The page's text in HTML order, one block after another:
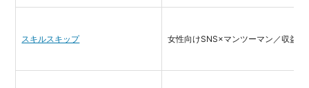
スキルスキップ 女性向けSNS×マンツーマン／収益化